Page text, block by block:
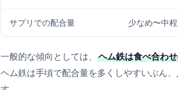
サプリでの配合量 少なめ〜中
一般的な傾向としては、 ヘム鉄は食べ合わ
ヘム鉄は手頃で配合量を多くしやすいぶん